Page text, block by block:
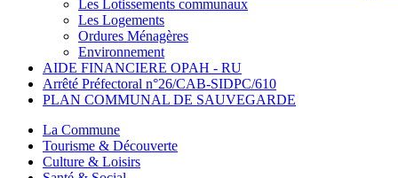
Les Lotissements communaux
Les Logements
Ordures Ménagères
Environnement
AIDE FINANCIERE OPAH - RU
Arrêté Préfectoral n°26/CAB-SIDPC/610
PLAN COMMUNAL DE SAUVEGARDE
La Commune
Tourisme & Découverte
Culture & Loisirs